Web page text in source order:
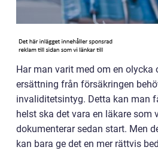
Har man varit med om en olycka
ersättning från försäkringen
invaliditetsintyg. Detta kan man
helst ska det vara en läkare som
dokumenterar sedan start. Men
kan bara ge det en mer rättvis